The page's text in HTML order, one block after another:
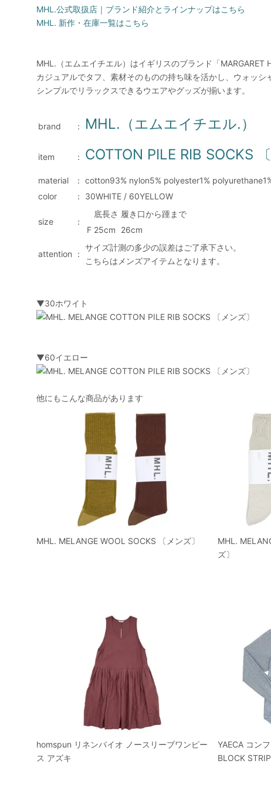
MHL.公式取扱店｜ブランド紹介とラインナップはこちら
MHL. 新作・在庫一覧はこちら
MHL.（エムエイチエル）はイギリスのブランド「
カジュアルでタフ、素材そのものの持ち味を活かし、ウォッ
シンプルでリラックスできるウエアやグッズが揃います。
brand ： MHL.（エムエイチエル.）
item ： COTTON PILE RIB SOCKS
material ： cotton93% nylon5% polyester1%
color
： 30WHITE / 60YELLOW
size ：
底長さ 履き口から踵まで
F 25cm 26cm
attention ：
サイズ計測の多少の誤差はご了承下さい。
こちらはメンズアイテムとなります。
▼30ホワイト
▼60イエロー
他にもこんな商品があります
MHL. MELANGE WOOL SOCKS 〔メンズ〕
MHL.
ズ〕
homspun リネンバイオ ノースリーブワンピー
ス アズキ
YAECA コン
BLOCK